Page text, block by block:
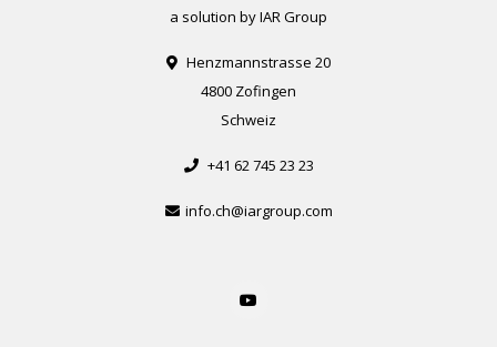
a solution by IAR Group
Henzmannstrasse 20
4800 Zofingen
Schweiz
+41 62 745 23 23
info.ch@iargroup.com